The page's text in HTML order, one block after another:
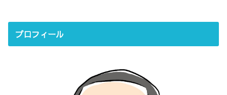
プロフィール